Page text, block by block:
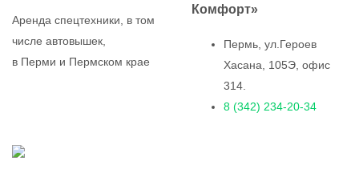
Аренда спецтехники, в том
числе автовышек,
в Перми и Пермском крае
Комфорт»
Пермь, ул.Героев
Хасана, 105Э, офис
314.
8 (342) 234-20-34